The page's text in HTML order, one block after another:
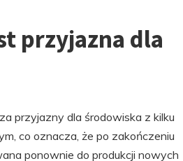
przyjazna dla
przyjazny dla środowiska z kilku
co oznacza, że po zakończeniu
ponownie do produkcji nowych